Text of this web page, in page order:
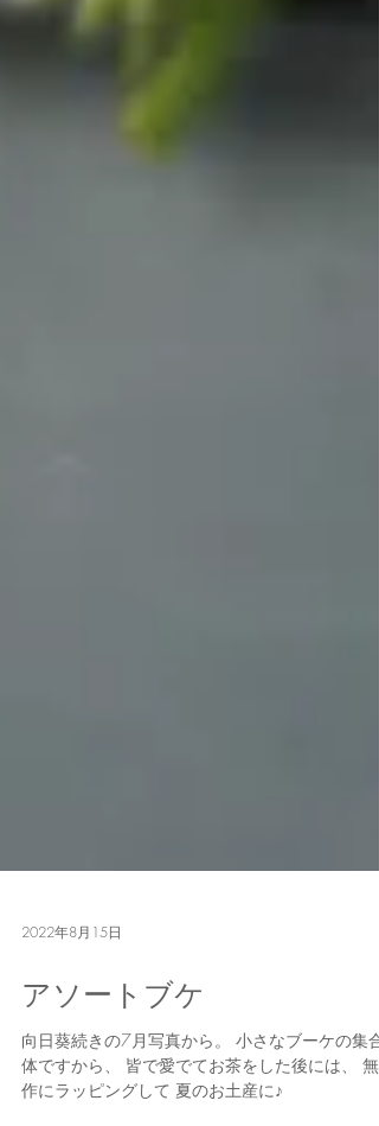
2022年8月15日
アソートブケ
向日葵続きの7月写真から。 小さなブーケの集合